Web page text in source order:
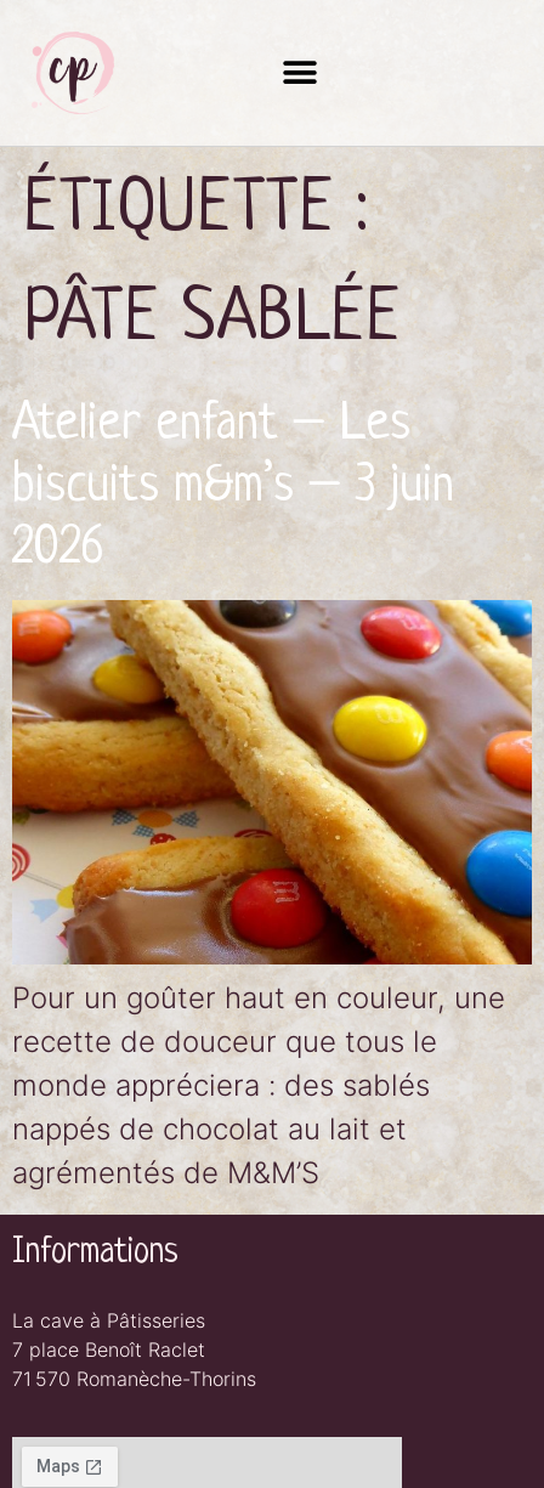
ÉTIQUETTE :
PÂTE SABLÉE
Atelier enfant – Les
biscuits m&m’s – 3 juin
2026
Pour un goûter haut en couleur, une
recette de douceur que tous le
monde appréciera : des sablés
nappés de chocolat au lait et
agrémentés de M&M’S
Informations
La cave à Pâtisseries
7 place Benoît Raclet
71 570 Romanèche-Thorins